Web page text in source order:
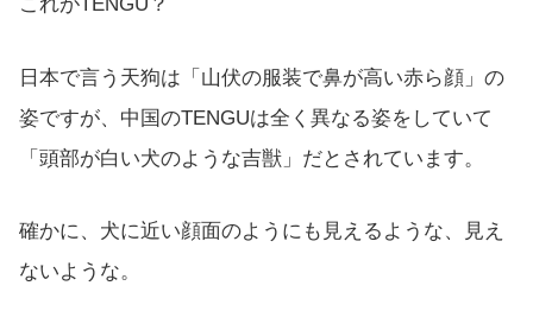
これがTENGU？
日本で言う天狗は「山伏の服装で鼻が高い赤ら顔」の
姿ですが、中国のTENGUは全く異なる姿をしていて
「頭部が白い犬のような吉獣」だとされています。
確かに、犬に近い顔面のようにも見えるような、見え
ないような。